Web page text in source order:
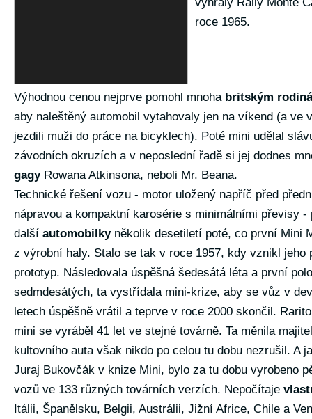
roce 1965.
Výhodnou cenou nejprve pomohl mnohabritským
aby naleštěný automobil vytahovaly jen na víkend (a ve
jezdili muži do práce na bicyklech). Poté mini udělal
závodních okruzích a v neposlední řadě si jej dodnes
gagyRowana Atkinsona, neboli Mr. Beana.
Technické řešení vozu - motor uložený napříč před
nápravou a kompaktní karosérie s minimálními převisy -
další automobilkyněkolik desetiletí poté, co první Mini
z výrobní haly. Stalo se tak v roce 1957, kdy vznikl jeho
prototyp. Následovala úspěšná šedesátá léta a první
sedmdesátých, ta vystřídala mini-krize, aby se vůz v
letech úspěšně vrátil a teprve v roce 2000 skončil.
mini se vyráběl 41 let ve stejné továrně. Ta měnila
kultovního auta však nikdo po celou tu dobu nezrušil. A
Juraj Bukovčák v knize Mini, bylo za tu dobu vyrobeno
vozů ve 133 různých továrních verzích. Nepočítaje
Itálii, Španělsku, Belgii, Austrálii, Jižní Africe, Chile a